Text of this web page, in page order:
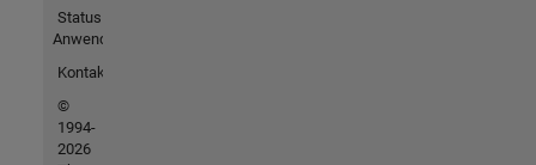
Status von
Anwendungen
Kontakt
©
1994-
2026